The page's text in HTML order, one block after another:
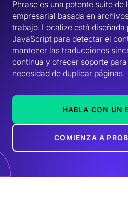
Phrase es una potente suite de
empresarial basada en
trabajo. Localize está
JavaScript para detectar el
mantener las traducciones
continua y ofrecer soporte
necesidad de duplicar páginas.
HABLA CON UN
COMIENZA A